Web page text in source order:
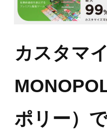
カスタマ
ポリー）